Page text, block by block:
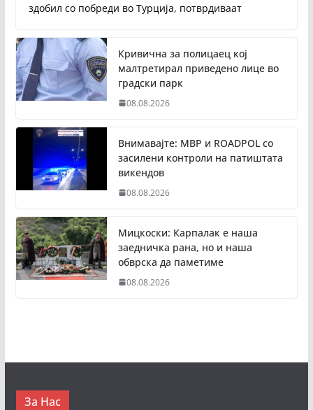
здобил со побреди во Турција, потврдиваат
Кривична за полицаец кој
малтретирал приведено лице во
градски парк
08.08.2026
Внимавајте: МВР и ROADPOL со
засилени контроли на патиштата
викендов
08.08.2026
Мицкоски: Карпалак е наша
заедничка рана, но и наша
обврска да паметиме
08.08.2026
За Нас